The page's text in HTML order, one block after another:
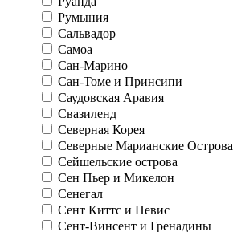
Румыния
Сальвадор
Самоа
Сан-Марино
Сан-Томе и Принсипи
Саудовская Аравия
Свазиленд
Северная Корея
Северные Марианские Острова
Сейшельские острова
Сен Пьер и Микелон
Сенегал
Сент Киттс и Невис
Сент-Винсент и Гренадины